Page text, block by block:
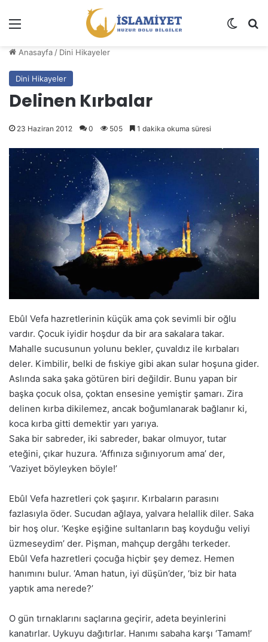
Dış
Anasayfa / Dini Hikayeler
Dini Hikayeler
Delinen Kırbalar
23 Haziran 2012 0 505 1 dakika okuma süresi
Ebûl Vefa hazretlerinin küçük ama çok sevimli bir oğlu
vardır. Çocuk iyidir hoşdur da bir ara sakalara takar.
Mahalle sucusunun yolunu bekler, çuvaldız ile kırbaları
deler. Kimbilir, belki de fıskiye gibi akan sular hoşuna gider.
Aslında saka şaka götüren biri değildir. Bunu yapan bir
başka çocuk olsa, çoktan ensesine yemiştir şamarı. Zira
delinen kırba dikilemez, ancak boğumlanarak bağlanır ki,
koca kırba gitti demektir yarı yarıya.
Saka bir sabreder, iki sabreder, bakar olmuyor, tutar
eteğini, çıkar huzura. ‘Affınıza sığınıyorum ama’ der,
‘Vaziyet böyleyken böyle!’
Ebûl Vefa hazretleri çok şaşırır. Kırbaların parasını
fazlasıyla öder. Sucudan ağlaya, yalvara helallik diler. Saka
bir hoş olur. ‘Keşke eşiğine sultanların baş koyduğu veliyi
üzmeseydim’ der. Pişman, mahçup dergâhı terkeder.
Ebûl Vefa hazretleri çocuğa hiçbir şey demez. Hemen
hanımını bulur. ‘Aman hatun, iyi düşün’der, ‘biz bir hata
yaptık ama nerede?’
O gün tırnaklarını saçlarına geçirir, adeta beyinlerini
kanatırlar. Uykuyu dağıtırlar. Hanımı sabaha karşı ‘Tamam!’